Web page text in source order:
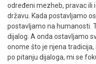
određeni mezheb, pravac ili
državu. Kada postavljamo
postavljamo na humanosti.
dijalog. A onda ostavljamo
onome što je njena
po pitanju dijaloga, mi se